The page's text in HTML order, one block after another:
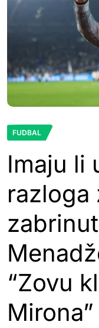
FUDBAL
Imaju li
razloga
“Zovu
Mirona”